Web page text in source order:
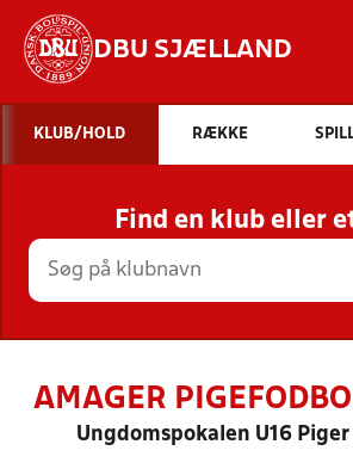
DBU SJÆLLAND
STILLINGER, RESULTATER,
HOLD
KLUB/HOLD RÆKKE
Find en klub eller
AMAGER
Ungdomspokalen U16